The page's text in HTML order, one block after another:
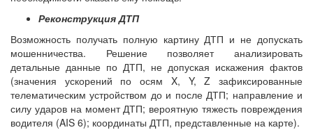
Реконструкция ДТП
Возможность получать полную картину ДТП и не допускать
мошенничества. Решение позволяет анализировать
детальные данные по ДТП, не допуская искажения фактов
(значения ускорений по осям X, Y, Z зафиксированные
телематическим устройством до и после ДТП; направление и
силу ударов на момент ДТП; вероятную тяжесть повреждения
водителя (AIS 6); координаты ДТП, представленные на карте).